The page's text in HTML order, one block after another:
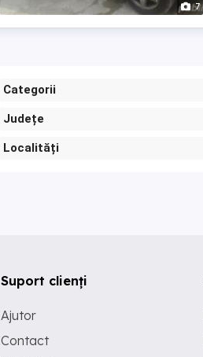
7
Categorii
Județe
Localități
Suport clienți
Ajutor
Contact